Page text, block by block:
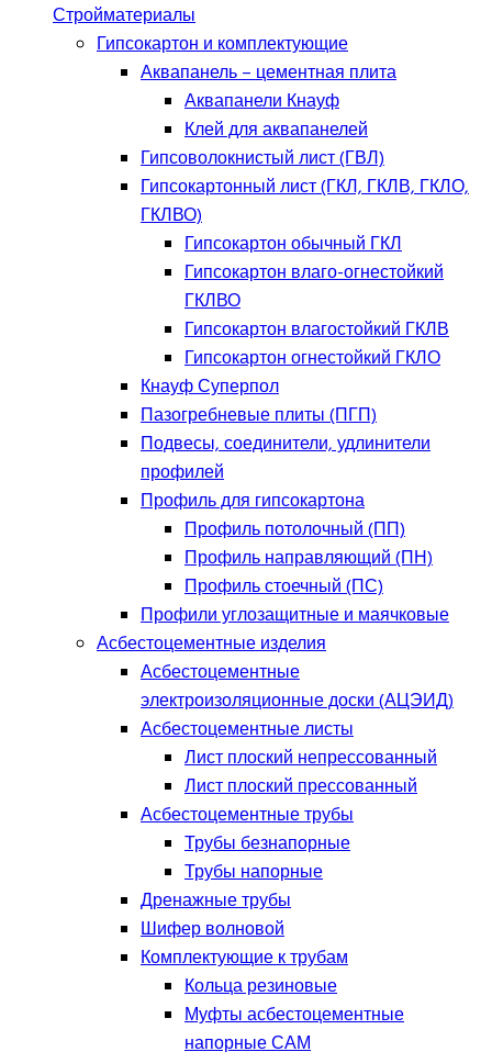
Стройматериалы
Гипсокартон и комплектующие
Аквапанель – цементная плита
Аквапанели Кнауф
Клей для аквапанелей
Гипсоволокнистый лист (ГВЛ)
Гипсокартонный лист (ГКЛ, ГКЛВ, ГКЛО,
ГКЛВО)
Гипсокартон обычный ГКЛ
Гипсокартон влаго-огнестойкий
ГКЛВО
Гипсокартон влагостойкий ГКЛВ
Гипсокартон огнестойкий ГКЛО
Кнауф Суперпол
Пазогребневые плиты (ПГП)
Подвесы, соединители, удлинители
профилей
Профиль для гипсокартона
Профиль потолочный (ПП)
Профиль направляющий (ПН)
Профиль стоечный (ПС)
Профили углозащитные и маячковые
Асбестоцементные изделия
Асбестоцементные
электроизоляционные доски (АЦЭИД)
Асбестоцементные листы
Лист плоский непрессованный
Лист плоский прессованный
Асбестоцементные трубы
Трубы безнапорные
Трубы напорные
Дренажные трубы
Шифер волновой
Комплектующие к трубам
Кольца резиновые
Муфты асбестоцементные
напорные САМ